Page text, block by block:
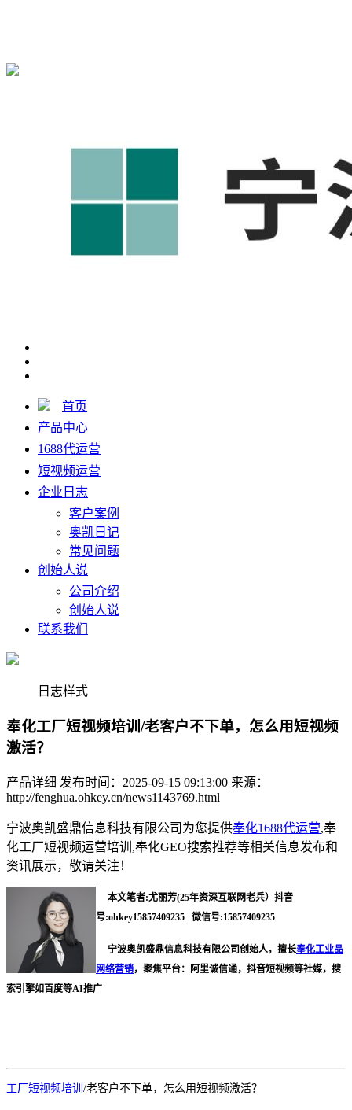
首页
产品中心
1688代运营
短视频运营
企业日志
客户案例
奥凯日记
常见问题
创始人说
公司介绍
创始人说
联系我们
日志样式
奉化工厂短视频培训/老客户不下单，怎么用短视频
激活？
产品详细 发布时间：2025-09-15 09:13:00 来源：
http://fenghua.ohkey.cn/news1143769.html
宁波奥凯盛鼎信息科技有限公司为您提供奉化1688代运营,奉
化工厂短视频运营培训,奉化GEO搜索推荐等相关信息发布和
资讯展示，敬请关注！
本文笔者:尤丽芳(25年资深互联网老兵）抖音
号:ohkey15857409235 微信号:15857409235
宁波奥凯盛鼎信息科技有限公司创始人，擅长奉化工业品
网络营销，聚焦平台：阿里诚信通，抖音短视频等社媒，搜
索引擎如百度等AI推广
工厂短视频培训 /老客户不下单，怎么用短视频激活？